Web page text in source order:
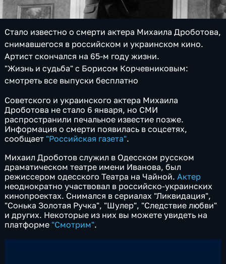
Стало известно о смерти актера Михаила Дроботова,
снимавшегося в российском и украинском кино.
Артист скончался на 65-м году жизни.
​"Жизнь и судьба" с Борисом Корчевниковым:
смотреть все выпуски бесплатно
Советского и украинского актера Михаила
Дроботова не стало 6 января, но СМИ
распространили печальное известие позже.
Информация о смерти появилась в соцсетях,
сообщает "Российская газета".
Михаил Дроботов служил в Одесском русском
драматическом театре имени Иванова, был
режиссером одесского Театра на Чайной.Актер
неоднократно участвовал в российско-украинских
кинопроектах. Снимался в сериалах "Ликвидация",
"Сонька Золотая Ручка", "Шулер", "Следствие любви"
и других. Некоторые из них вы можете увидеть на
платформе "Смотрим".